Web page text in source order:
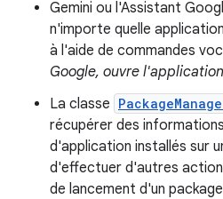
Gemini ou l'Assistant
n'importe quelle
à l'aide de commandes
Google, ouvre
La classe
récupérer des
d'application installés sur
d'effectuer d'autres
de lancement d'un